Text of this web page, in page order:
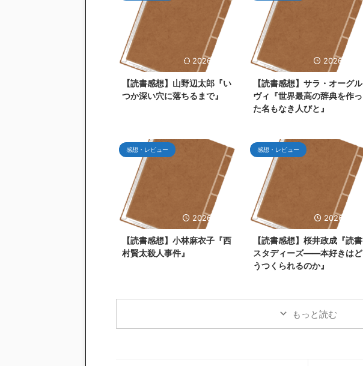
2026/7/26
【読書感想】山野辺太郎『い
つか深い穴に落ちるまで』
2026/7/25
【読書感想】サラ・オーグル
ヴィ『世界最高の辞典を作っ
た名もなき人びと』
感想・レビュー
2026/6/27
【読書感想】小林麻衣子『西
村賢太殺人事件』
感想・レビュー
2026/5/31
【読書感想】桜井政成『読書
スタディーズ――本好きはど
うつくられるのか』
もっと読む